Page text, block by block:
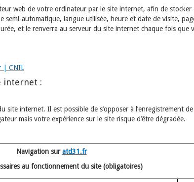
web de votre ordinateur par le site internet, afin de
semi-automatique, langue utilisée, heure et date de visite,
et le renverra au serveur du site internet chaque fois que
| CNIL
internet :
internet. Il est possible de s’opposer à l’enregistrement
mais votre expérience sur le site risque d’être dégradée.
Navigation suratd31.fr
au fonctionnement du site (obligatoires)